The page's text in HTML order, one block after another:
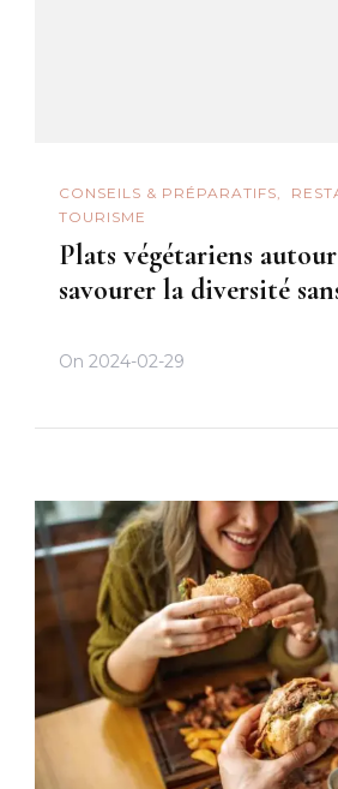
CONSEILS & PRÉPARATIFS
TOURISME
Plats végétariens
savourer la diversité
On 2024-02-29